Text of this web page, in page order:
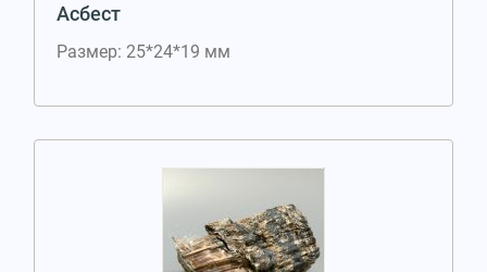
Асбест
Размер: 25*24*19 мм